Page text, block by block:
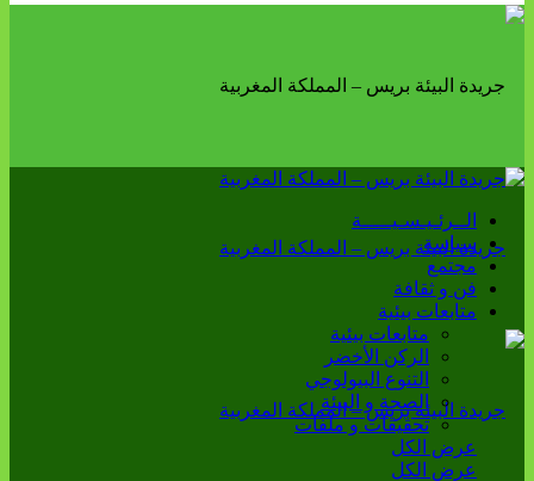
الــرئـيـسـيـــــة
سياسة
مجتمع
فن و ثقافة
متابعات بيئية
متابعات بيئية
الركن الأخضر
التنوع البيولوجي
الصحة و البيئة
تحقيقات و ملفات
عرض الكل
عرض الكل